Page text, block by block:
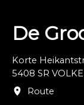
De
Korte
5408 SR
Route